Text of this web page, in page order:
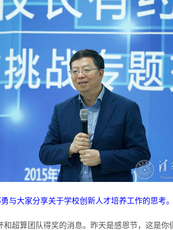
勇与大家分享关于学校创新人才培养工作的思考。
和超算团队得奖的消息。昨天是感恩节，这是